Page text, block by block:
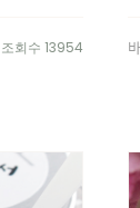
조회수 13954